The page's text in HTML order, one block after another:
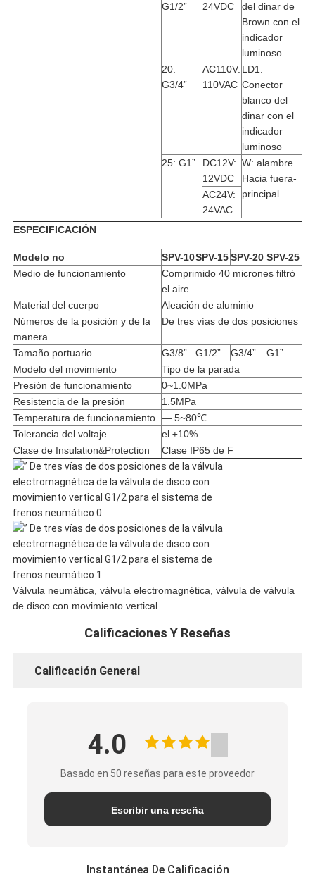
G1/2” 24VDC
del dinar de
Brown con el
indicador
luminoso
20:
G3/4”
AC110V:
110VAC
LD1:
Conector
blanco del
dinar con el
indicador
luminoso
25: G1”
DC12V:
12VDC
W: alambre
Hacia fuera-
principal
AC24V:
24VAC
ESPECIFICACIÓN
Modelo no SPV-10SPV-15SPV-20 SPV-25
Medio de funcionamiento
Comprimido 40 micrones filtró
el aire
Material del cuerpo
Aleación de aluminio
Números de la posición y de la
manera
De tres vías de dos posiciones
Tamaño portuario G3/8” G1/2” G3/4”
G1”
Modelo del movimiento
Tipo de la parada
Presión de funcionamiento
0~1.0MPa
Resistencia de la presión
1.5MPa
Temperatura de funcionamiento — 5~80℃
Tolerancia del voltaje
el ±10%
Clase de Insulation&Protection
Clase IP65 de F
Válvula neumática, válvula electromagnética, válvula de válvula
de disco con movimiento vertical
Calificaciones Y Reseñas
Calificación General
4.0
Basado en 50 reseñas para este proveedor
Escribir una reseña
Instantánea De Calificación